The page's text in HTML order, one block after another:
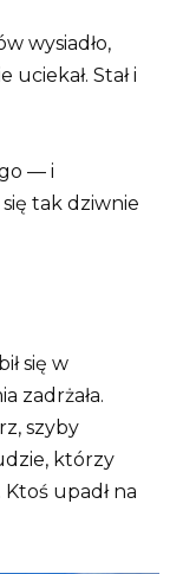
wysiadło,
uciekał. Stał i
— i
tak dziwnie
się w
zadrżała.
szyby
którzy
upadł na